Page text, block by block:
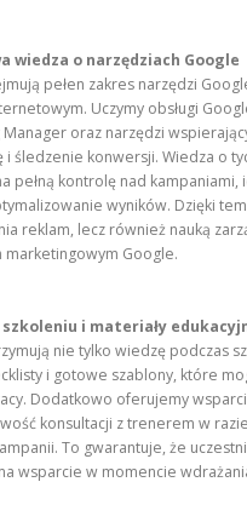
wiedza o narzędziach Google
pełen zakres narzędzi
Uczymy obsługi
Manager oraz narzędzi
i śledzenie konwersji. Wiedza o
pełną kontrolę nad kampaniami,
wyników. Dzięki
reklam, lecz również nauką
marketingowym Google.
i materiały
nie tylko wiedzę podczas
i gotowe szablony, które
Dodatkowo oferujemy
konsultacji z trenerem w
To gwarantuje, że
wsparcie w momencie